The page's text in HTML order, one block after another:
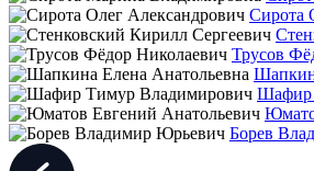
Сирота
Трусов
Шафир
Борев